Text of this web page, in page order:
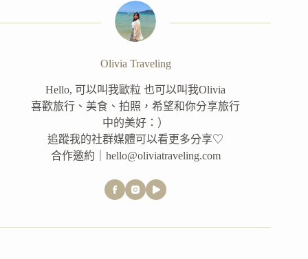
Olivia Traveling
Hello, 可以叫我歐粒 也可以叫我Olivia
喜歡旅行、美食、拍照，希望和你分享旅行
中的美好：）
追蹤我的社群媒體可以看更多分享♡
合作邀約｜hello@oliviatraveling.com